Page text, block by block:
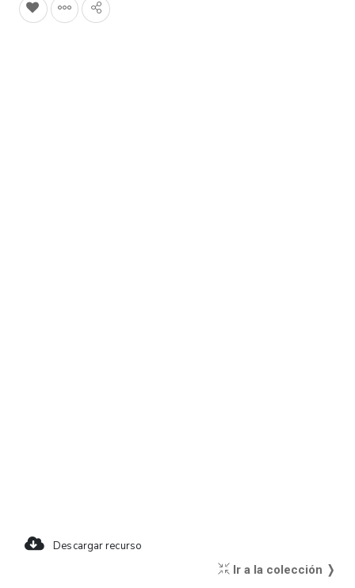
Descargar recurso
Ir a la colección ❭